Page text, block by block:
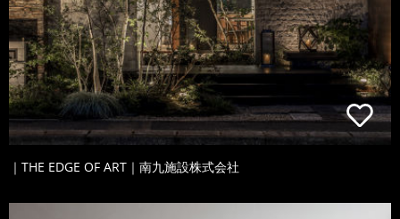
｜THE EDGE OF ART｜南九施設株式会社